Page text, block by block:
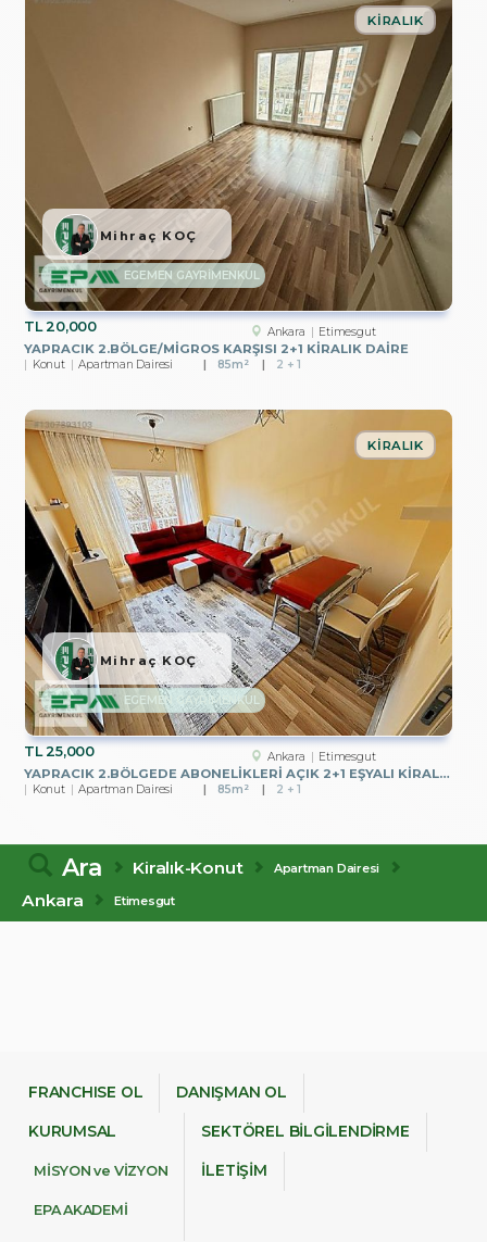
TL20,000 Ankara Etimesgut
YAPRACIK 2.BÖLGE/MİGROS KARŞISI 2+1 KİRALIK DAİRE
KIRALIK
Konut Apartman Dairesi 85m² 2 + 1
EGEMEN GAYRİMENKUL
Mihraç KOÇ
TL25,000 Ankara Etimesgut
YAPRACIK 2.BÖLGEDE ABONELİKLERİ AÇIK 2+1 EŞYALI KİRALIK DAİRE
KIRALIK
Konut Apartman Dairesi 85m² 2 + 1
EGEMEN GAYRİMENKUL
Mihraç KOÇ
Ara Kiralık-Konut Apartman Dairesi
Ankara Etimesgut
FRANCHISE OL DANIŞMAN OL
KURUMSAL
MİSYON ve VİZYON
EPA AKADEMİ
SEKTÖREL BİLGİLENDİRME
İLETİŞİM